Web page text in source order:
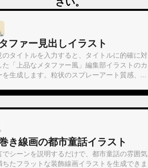
ファー見出しイラスト
のタイトルを入力すると、タイトルに的確に対
た「上品なメタファー風」編集部イラストのカ
を生成します。粒状のスプレーアート質感、霧
た抑制の効いた配色、単一の視覚的メタファ
画像に適しています。
き線画の都市童話イラスト
でシーンを説明するだけで、都市童話の雰囲気
ちたフラットな装飾線画イラストを生成できま